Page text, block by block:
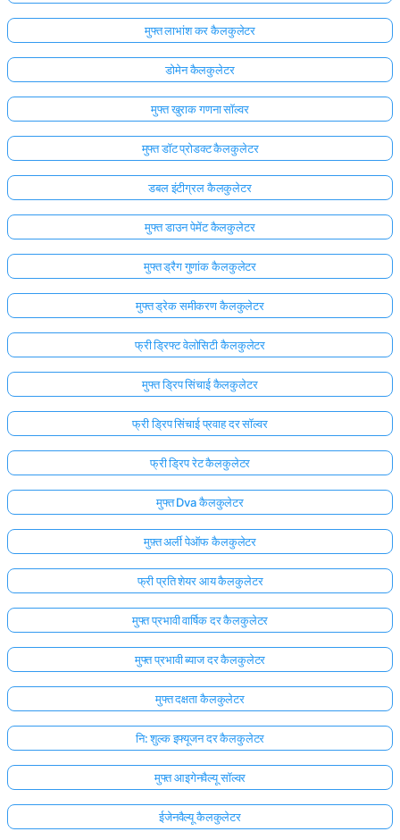
यहाँ
इन
मुफ्त लाभांश कर कैलकुलेटर
डोमेन कैलकुलेटर
मुफ्त खुराक गणना सॉल्वर
मुफ्त डॉट प्रोडक्ट कैलकुलेटर
डबल इंटीग्रल कैलकुलेटर
मुफ्त डाउन पेमेंट कैलकुलेटर
मुफ्त ड्रैग गुणांक कैलकुलेटर
मुफ्त ड्रेक समीकरण कैलकुलेटर
फ्री ड्रिफ्ट वेलोसिटी कैलकुलेटर
मुफ्त ड्रिप सिंचाई कैलकुलेटर
फ्री ड्रिप सिंचाई प्रवाह दर सॉल्वर
फ्री ड्रिप रेट कैलकुलेटर
मुफ्त Dva कैलकुलेटर
मुफ़्त अर्ली पेऑफ कैलकुलेटर
फ्री प्रति शेयर आय कैलकुलेटर
मुफ्त प्रभावी वार्षिक दर कैलकुलेटर
मुफ्त प्रभावी ब्याज दर कैलकुलेटर
मुफ्त दक्षता कैलकुलेटर
नि: शुल्क इफ्यूजन दर कैलकुलेटर
मुफ्त आइगेनवैल्यू सॉल्वर
ईजेनवैल्यू कैलकुलेटर